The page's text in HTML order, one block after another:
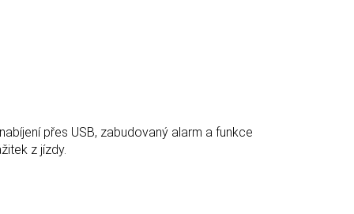
přes USB, zabudovaný alarm a funkce
z jízdy.